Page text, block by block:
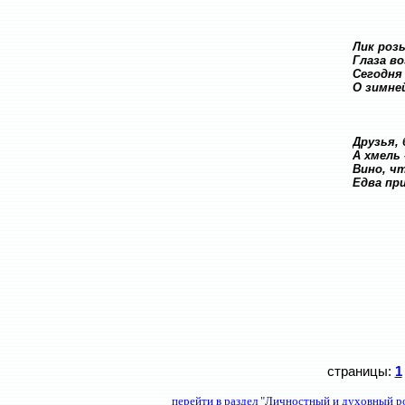
страницы: 1
перейти в раздел "Личностный и духовный
Лик
Глаза
О
Друзья,
А хмель
Вино,
Едва